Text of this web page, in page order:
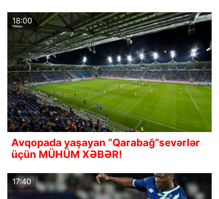
18:00
Avqopada yaşayan “Qarabağ”sevərlər
üçün MÜHÜM XƏBƏR!
17:40